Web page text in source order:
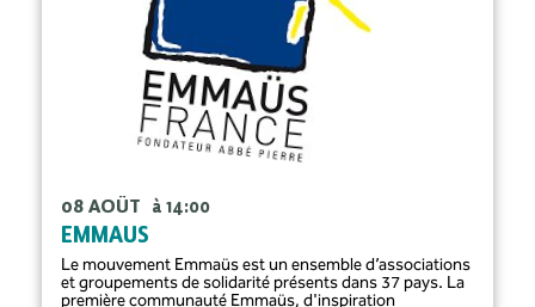
08 AOÛT à 14:00
EMMAUS
Le mouvement Emmaüs est un ensemble d’associations
et groupements de solidarité présents dans 37 pays. La
première communauté Emmaüs, d'inspiration